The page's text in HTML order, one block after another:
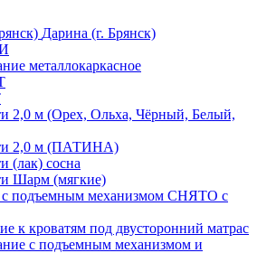
Дарина (г. Брянск)
металлокаркасное
2,0 м (Орех, Ольха, Чёрный, Белый,
2,0 м (ПАТИНА)
(лак) сосна
Шарм (мягкие)
с подъемным механизмом СНЯТО с
к кроватям под двусторонний матрас
с подъемным механизмом и